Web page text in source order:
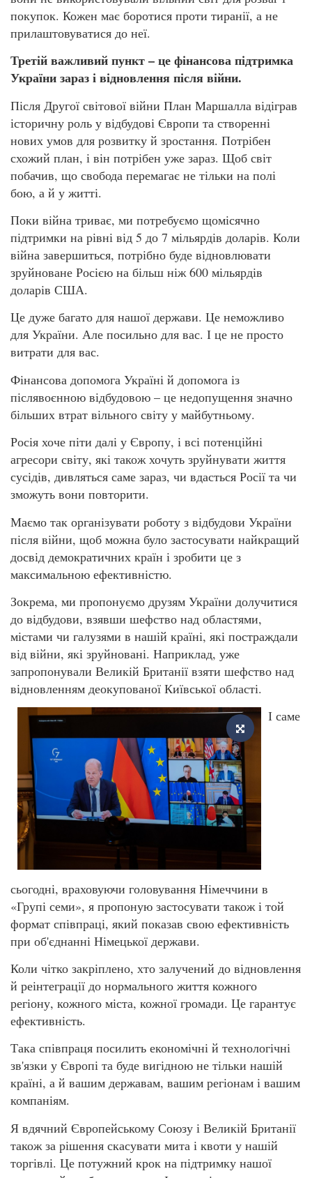
покупок. Кожен має боротися проти тиранії, а не
прилаштовуватися до неї.
Третій важливий пункт – це фінансова підтримка
України зараз і відновлення після війни.
Після Другої світової війни План Маршалла відіграв
історичну роль у відбудові Європи та створенні
нових умов для розвитку й зростання. Потрібен
схожий план, і він потрібен уже зараз. Щоб світ
побачив, що свобода перемагає не тільки на полі
бою, а й у житті.
Поки війна триває, ми потребуємо щомісячно
підтримки на рівні від 5 до 7 мільярдів доларів. Коли
війна завершиться, потрібно буде відновлювати
зруйноване Росією на більш ніж 600 мільярдів
доларів США.
Це дуже багато для нашої держави. Це неможливо
для України. Але посильно для вас. І це не просто
витрати для вас.
Фінансова допомога Україні й допомога із
післявоєнною відбудовою – це недопущення значно
більших втрат вільного світу у майбутньому.
Росія хоче піти далі у Європу, і всі потенційні
агресори світу, які також хочуть зруйнувати життя
сусідів, дивляться саме зараз, чи вдасться Росії та чи
зможуть вони повторити.
Маємо так організувати роботу з відбудови України
після війни, щоб можна було застосувати найкращий
досвід демократичних країн і зробити це з
максимальною ефективністю.
Зокрема, ми пропонуємо друзям України долучитися
до відбудови, взявши шефство над областями,
містами чи галузями в нашій країні, які постраждали
від війни, які зруйновані. Наприклад, уже
запропонували Великій Британії взяти шефство над
відновленням деокупованої Київської області.
І саме
сьогодні, враховуючи головування Німеччини в
«Групі семи», я пропоную застосувати також і той
формат співпраці, який показав свою ефективність
при об'єднанні Німецької держави.
Коли чітко закріплено, хто залучений до відновлення
й реінтеграції до нормального життя кожного
регіону, кожного міста, кожної громади. Це гарантує
ефективність.
Така співпраця посилить економічні й технологічні
зв'язки у Європі та буде вигідною не тільки нашій
країні, а й вашим державам, вашим регіонам і вашим
компаніям.
Я вдячний Європейському Союзу і Великій Британії
також за рішення скасувати мита і квоти у нашій
торгівлі. Це потужний крок на підтримку нашої